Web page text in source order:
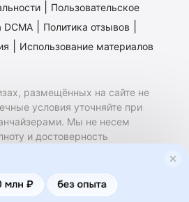
Пользовательское
DCMA Политика отзывов
Использование материалов
размещённых на сайте не
условия уточняйте при
Мы не несем
и достоверность
договоров
(франчайзинга) осуществляется